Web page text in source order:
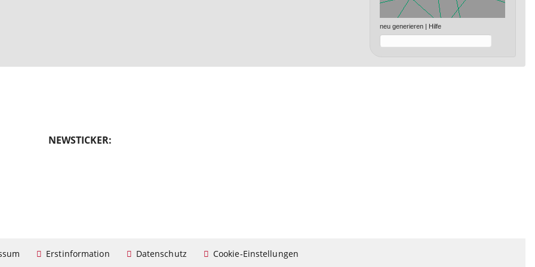
neu generieren Hilfe
NEWSTICKER:
Erstinformation Datenschutz Cookie-Einstellungen